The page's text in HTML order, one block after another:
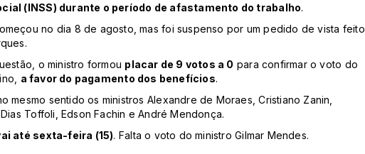
(INSS) durante o período de afastamento do trabalho.
no dia 8 de agosto, mas foi suspenso por um pedido de vista feito
o ministro formou placar de 9 votos a 0 para confirmar o voto do
a favor do pagamento dos benefícios.
mesmo sentido os ministros Alexandre de Moraes, Cristiano Zanin,
Toffoli, Edson Fachin e André Mendonça.
até sexta-feira (15). Falta o voto do ministro Gilmar Mendes.